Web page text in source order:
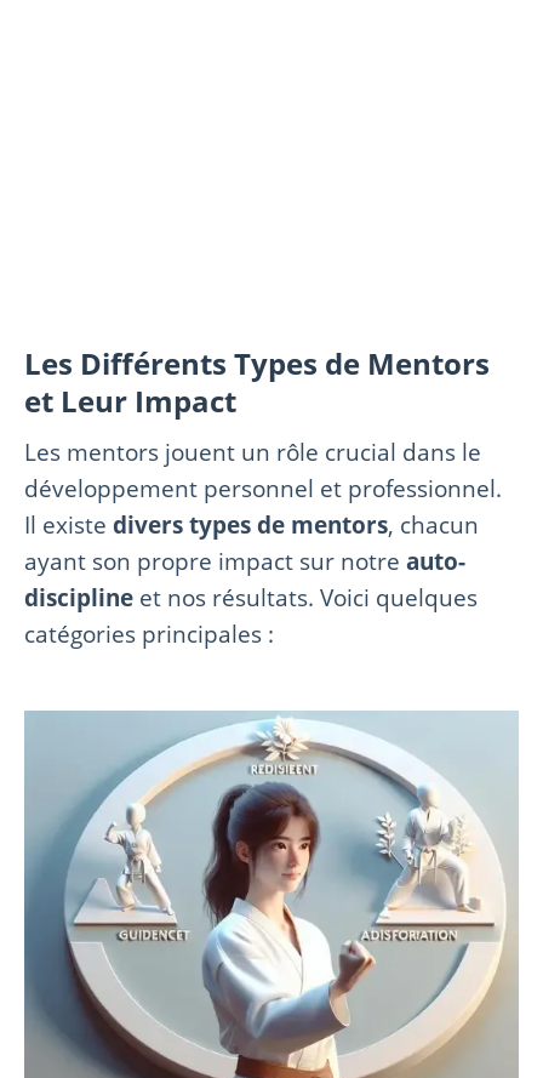
Les Différents Types de Mentors
et Leur Impact
Les mentors jouent un rôle crucial dans le
développement personnel et professionnel.
Il existe divers types de mentors, chacun
ayant son propre impact sur notre auto-
discipline et nos résultats. Voici quelques
catégories principales :